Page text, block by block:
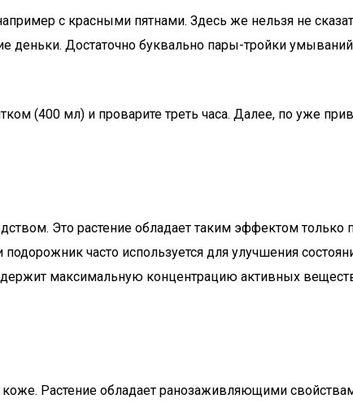
с красными пятнами. Здесь же нельзя не
деньки. Достаточно буквально пары-тройки
(400 мл) и проварите треть часа. Далее, по уже
Это растение обладает таким эффектом только
часто используется для улучшения
максимальную концентрацию активных
Растение обладает ранозаживляющими